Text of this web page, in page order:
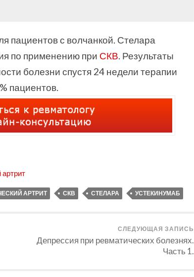
пациентов с волчанкой. Стелара
по применению при СКВ. Результаты
бо­лез­ни спус­тя 24 не­дели терапии
пациентов.
артрит
АРТРИТ СКВ СТЕЛАРА УСТЕКИНУМАБ
СЛЕДУЮЩАЯ ЗАПИСЬ
Депрессия при ревматических болезнях.
Часть 1.